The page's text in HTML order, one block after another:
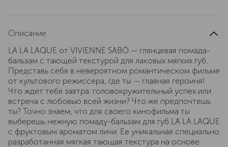
Описание
LA LA LAQUE от VIVIENNE SABÓ — глянцевая помада-
бальзам с тающей текстурой для лаковых мягких губ.
Представь себя в невероятном романтическом фильме
от культового режиссера, где ты — главная героиня!
Что ждет тебя завтра: головокружительный успех или
встреча с любовью всей жизни? Что же предпочтешь
ты? Точно знаем, что для своего кинофильма ты
выберешь нежную помаду-бальзам для губ LA LA LAQUE
с фруктовым ароматом личи. Ее уникальная специально
разработанная мягкая тающая текстура на основе